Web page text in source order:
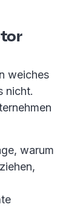
weiches
nicht.
warum